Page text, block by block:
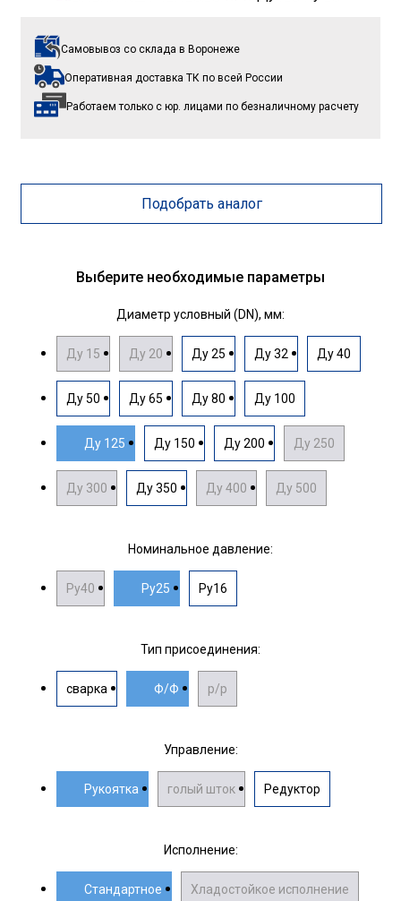
Самовывоз со склада в Воронеже
Оперативная доставка ТК по всей России
Работаем только с юр. лицами по безналичному расчету
Подобрать аналог
Выберите необходимые параметры
Диаметр условный (DN), мм:
Ду 15 Ду 20 Ду 25 Ду 32 Ду 40
Ду 50 Ду 65 Ду 80 Ду 100
Ду 125 Ду 150 Ду 200 Ду 250
Ду 300 Ду 350 Ду 400 Ду 500
Номинальное давление:
Ру40 Ру25 Ру16
Тип присоединения:
сварка Ф/Ф р/р
Управление:
Рукоятка голый шток Редуктор
Исполнение:
Стандартное Хладостойкое исполнение